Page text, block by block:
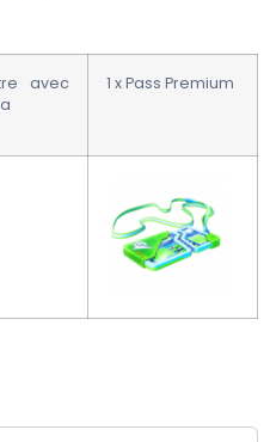
avec
1 x Pass Premium